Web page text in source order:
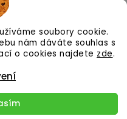
soubory cookie.
nám dáváte souhlas s
o cookies najdete zde.
práva vyhrazena.
Shoptak.cz